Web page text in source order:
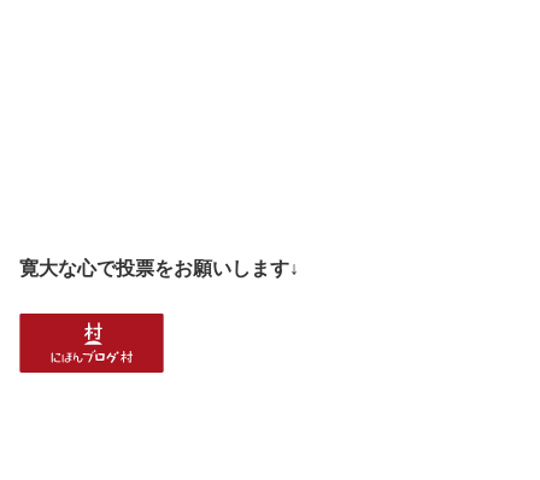
寛大な心で投票をお願いします↓